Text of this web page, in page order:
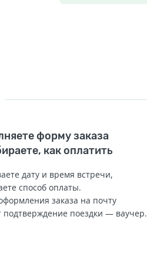
форму заказа
как оплатить
дату и время встречи,
способ оплаты.
заказа на почту
подтверждение поездки — ваучер.